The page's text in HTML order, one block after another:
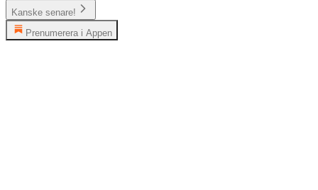
Kanske senare!
Prenumerera i Appen